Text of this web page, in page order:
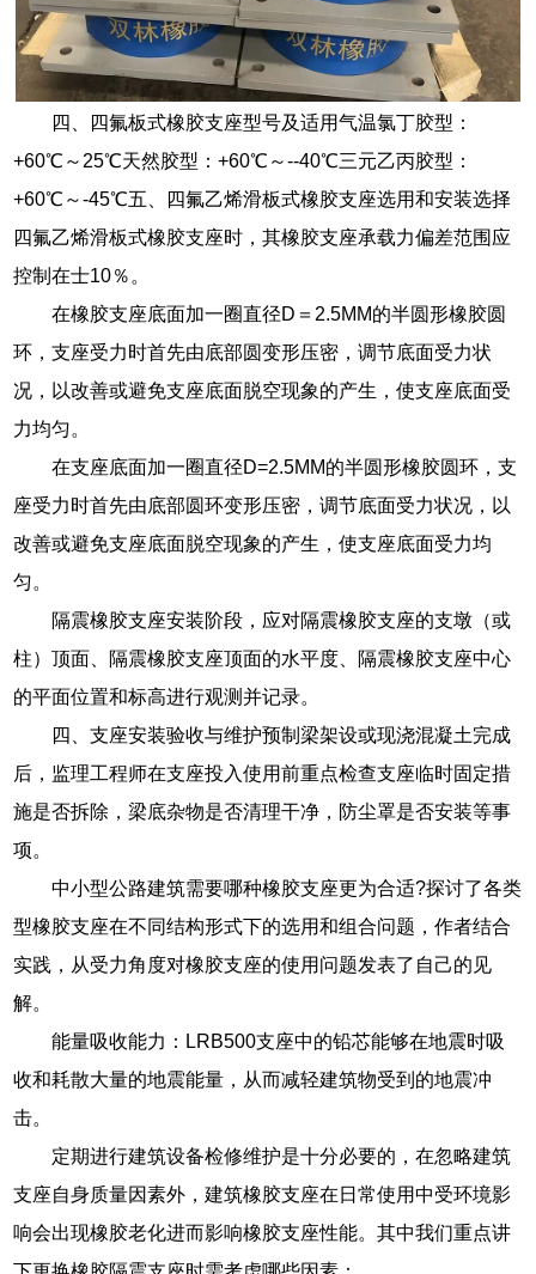
四、四氟板式橡胶支座型号及适用气温氯丁胶型：
+60℃～25℃天然胶型：+60℃～--40℃三元乙丙胶型：
+60℃～-45℃五、四氟乙烯滑板式橡胶支座选用和安装选择
四氟乙烯滑板式橡胶支座时，其橡胶支座承载力偏差范围应
控制在士10％。
在橡胶支座底面加一圈直径D＝2.5MM的半圆形橡胶圆
环，支座受力时首先由底部圆变形压密，调节底面受力状
况，以改善或避免支座底面脱空现象的产生，使支座底面受
力均匀。
在支座底面加一圈直径D=2.5MM的半圆形橡胶圆环，支
座受力时首先由底部圆环变形压密，调节底面受力状况，以
改善或避免支座底面脱空现象的产生，使支座底面受力均
匀。
隔震橡胶支座安装阶段，应对隔震橡胶支座的支墩（或
柱）顶面、隔震橡胶支座顶面的水平度、隔震橡胶支座中心
的平面位置和标高进行观测并记录。
四、支座安装验收与维护预制梁架设或现浇混凝土完成
后，监理工程师在支座投入使用前重点检查支座临时固定措
施是否拆除，梁底杂物是否清理干净，防尘罩是否安装等事
项。
中小型公路建筑需要哪种橡胶支座更为合适?探讨了各类
型橡胶支座在不同结构形式下的选用和组合问题，作者结合
实践，从受力角度对橡胶支座的使用问题发表了自己的见
解。
能量吸收能力：LRB500支座中的铅芯能够在地震时吸
收和耗散大量的地震能量，从而减轻建筑物受到的地震冲
击。
定期进行建筑设备检修维护是十分必要的，在忽略建筑
支座自身质量因素外，建筑橡胶支座在日常使用中受环境影
响会出现橡胶老化进而影响橡胶支座性能。其中我们重点讲